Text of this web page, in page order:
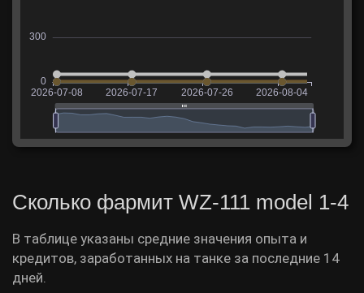
Сколько фармит WZ-111 model 1-4
В таблице указаны средние значения опыта и
кредитов, заработанных на танке за последние 14
дней.